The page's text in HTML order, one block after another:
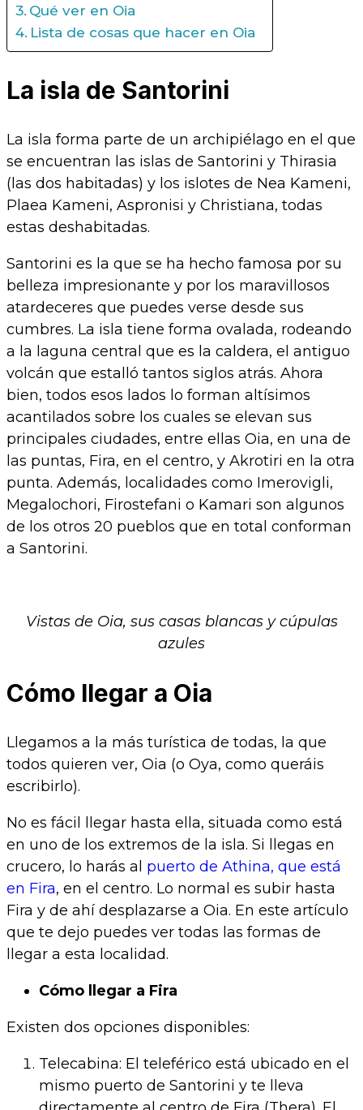
Qué ver en Oia
Lista de cosas que hacer en Oia
La isla de Santorini
La isla forma parte de un archipiélago en el que
se encuentran las islas de Santorini y Thirasia
(las dos habitadas) y los islotes de Nea Kameni,
Plaea Kameni, Aspronisi y Christiana, todas
estas deshabitadas.
Santorini es la que se ha hecho famosa por su
belleza impresionante y por los maravillosos
atardeceres que puedes verse desde sus
cumbres. La isla tiene forma ovalada, rodeando
a la laguna central que es la caldera, el antiguo
volcán que estalló tantos siglos atrás. Ahora
bien, todos esos lados lo forman altísimos
acantilados sobre los cuales se elevan sus
principales ciudades, entre ellas Oia, en una de
las puntas, Fira, en el centro, y Akrotiri en la otra
punta. Además, localidades como Imerovigli,
Megalochori, Firostefani o Kamari son algunos
de los otros 20 pueblos que en total conforman
a Santorini.
Vistas de Oia, sus casas blancas y cúpulas
azules
Cómo llegar a Oia
Llegamos a la más turística de todas, la que
todos quieren ver, Oia (o Oya, como queráis
escribirlo).
No es fácil llegar hasta ella, situada como está
en uno de los extremos de la isla. Si llegas en
crucero, lo harás al puerto de Athina, que está
en Fira, en el centro. Lo normal es subir hasta
Fira y de ahí desplazarse a Oia. En este artículo
que te dejo puedes ver todas las formas de
llegar a esta localidad.
Cómo llegar a Fira
Existen dos opciones disponibles:
Telecabina: El teleférico está ubicado en el
mismo puerto de Santorini y te lleva